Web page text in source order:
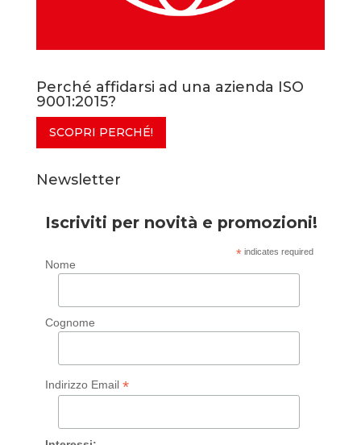
Perché affidarsi ad una azienda ISO
9001:2015?
SCOPRI PERCHÉ!
Newsletter
Iscriviti per novità e promozioni!
* indicates required
Nome
Cognome
Indirizzo Email *